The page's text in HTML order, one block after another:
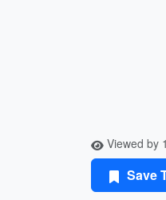
Viewed by
Save